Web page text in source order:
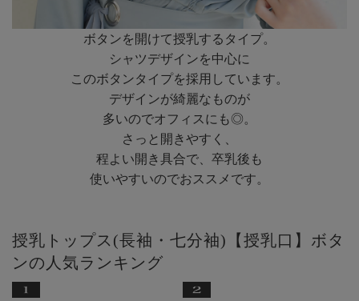
ボタンを開けて授乳するタイプ。
シャツデザインを中心に
このボタンタイプを採用しています。
デザインが綺麗なものが
多いのでオフィスにも◎。
さっと開きやすく、
程よい開き具合で、卒乳後も
使いやすいのでおススメです。
授乳トップス(長袖・七分袖)【授乳口】ボタ
ンの人気ランキング